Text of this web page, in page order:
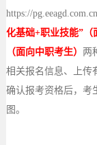
https://
化基础+职业技能”（
（面向中职考生） 两
相关报名信息、上传
确认报考资格后，考
图。